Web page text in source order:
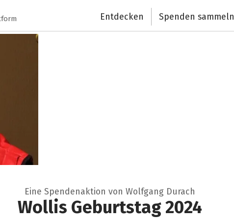
Entdecken Spenden sammeln
Eine Spendenaktion von Wolfgang Durach
Wollis Geburtstag 2024